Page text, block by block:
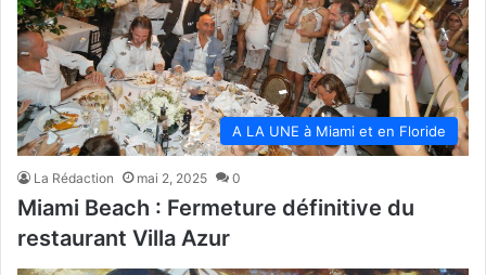
A LA UNE à Miami et en Floride
La Rédaction mai 2, 2025 0
Miami Beach : Fermeture définitive du
restaurant Villa Azur